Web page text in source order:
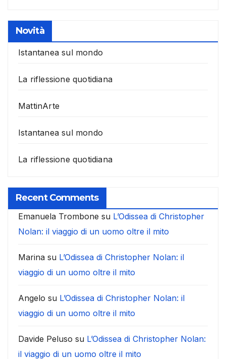
Novità
Istantanea sul mondo
La riflessione quotidiana
MattinArte
Istantanea sul mondo
La riflessione quotidiana
Recent Comments
Emanuela Trombone su L’Odissea di Christopher
Nolan: il viaggio di un uomo oltre il mito
Marina su L’Odissea di Christopher Nolan: il
viaggio di un uomo oltre il mito
Angelo su L’Odissea di Christopher Nolan: il
viaggio di un uomo oltre il mito
Davide Peluso su L’Odissea di Christopher Nolan:
il viaggio di un uomo oltre il mito